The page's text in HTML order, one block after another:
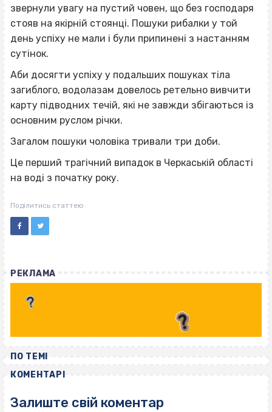
звернули увагу на пустий човен, що без господаря
стояв на якірній стоянці. Пошуки рибалки у той
день успіху не мали і були припинені з настанням
сутінок.
Аби досягти успіху у подальших пошуках тіла
загиблого, водолазам довелось ретельно вивчити
карту підводних течій, які не завжди збігаються із
основним руслом річки.
Загалом пошуки чоловіка тривали три доби.
Це перший трагічний випадок в Черкаській області
на воді з початку року.
Поділитись статтею
РЕКЛАМА
ПО ТЕМІ
КОМЕНТАРІ
Залиште свій коментар